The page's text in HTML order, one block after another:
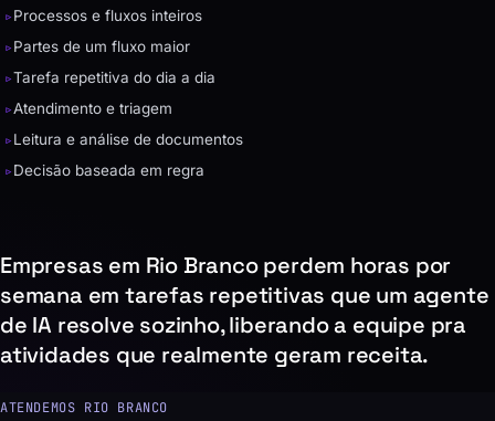
▹Processos e fluxos inteiros
▹Partes de um fluxo maior
▹Tarefa repetitiva do dia a dia
▹Atendimento e triagem
▹Leitura e análise de documentos
▹Decisão baseada em regra
Empresas em Rio Branco perdem horas por
semana em tarefas repetitivas que um agente
de IA resolve sozinho, liberando a equipe pra
atividades que realmente geram receita.
ATENDEMOS RIO BRANCO